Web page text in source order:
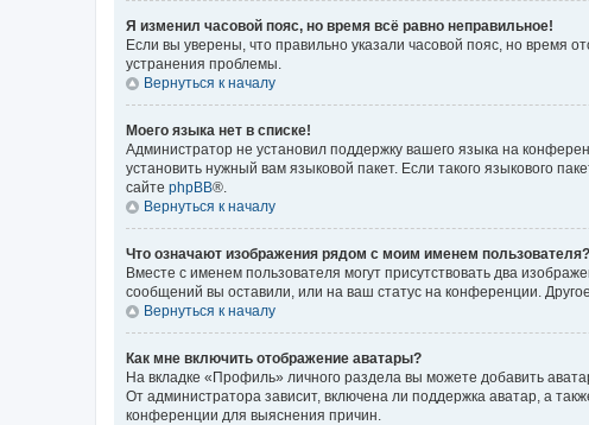
Я изменил часовой пояс, но время всё равно неправильное!
Если вы уверены, что правильно указали часовой пояс, но время
устранения проблемы.
Вернуться к началу
Моего языка нет в списке!
Администратор не установил поддержку вашего языка на
установить нужный вам языковой пакет. Если такого языкового
сайте phpBB®.
Вернуться к началу
Что означают изображения рядом с моим именем пользователя?
Вместе с именем пользователя могут присутствовать два
сообщений вы оставили, или на ваш статус на конференции.
Вернуться к началу
Как мне включить отображение аватары?
На вкладке «Профиль» личного раздела вы можете добавить
От администратора зависит, включена ли поддержка аватар, а
конференции для выяснения причин.